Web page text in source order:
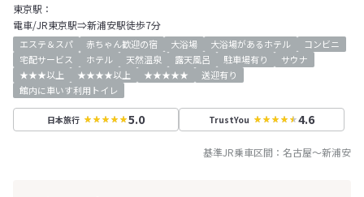
東京駅：
電車/JR東京駅⇒新浦安駅徒歩7分
エステ＆スパ 赤ちゃん歓迎の宿 大浴場 大浴場があるホテル
コンビニ
宅配サービス
ホテル 天然温泉 露天風呂 駐車場有り
サウナ
★★★以上
★★★★以上 ★★★★★
送迎有り
館内に車いす利用トイレ
日本旅行 5.0 TrustYou 4.6
基準JR乗車区間： 名古屋～新浦安